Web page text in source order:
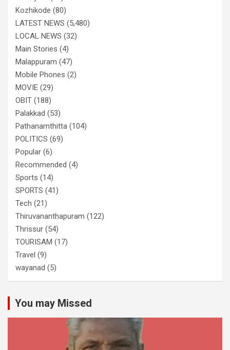
Kozhikode (80)
LATEST NEWS (5,480)
LOCAL NEWS (32)
Main Stories (4)
Malappuram (47)
Mobile Phones (2)
MOVIE (29)
OBIT (188)
Palakkad (53)
Pathanamthitta (104)
POLITICS (69)
Popular (6)
Recommended (4)
Sports (14)
SPORTS (41)
Tech (21)
Thiruvananthapuram (122)
Thrissur (54)
TOURISAM (17)
Travel (9)
wayanad (5)
You may Missed